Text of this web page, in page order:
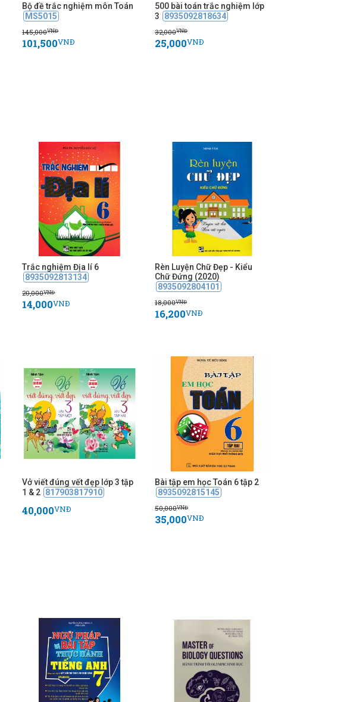
Bộ đề trắc nghiệm môn Toán
MS5015
145,000VNĐ
101,500VNĐ
500 bài toán trắc nghiệm lớp
3
8935092818634
32,000VNĐ
25,000VNĐ
Trắc nghiệm Địa lí 6
8935092813134
20,000VNĐ
14,000VNĐ
Rèn Luyện Chữ Đẹp - Kiểu
Chữ Đứng (2020)
8935092804101
18,000VNĐ
16,200VNĐ
Vở viết đúng vết đẹp lớp 3 tập
1 & 2 817903817910
40,000VNĐ
Bài tập em học Toán 6 tập 2
8935092815145
50,000VNĐ
35,000VNĐ